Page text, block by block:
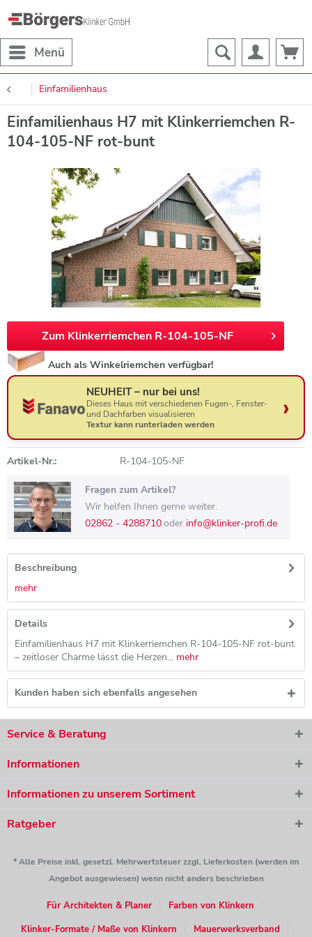
Menü
Einfamilienhaus
Einfamilienhaus H7 mit Klinkerriemchen R-
104-105-NF rot-bunt
Zum Klinkerriemchen R-104-105-NF
Auch als Winkelriemchen verfügbar!
NEUHEIT – nur bei uns!
Dieses Haus mit verschiedenen Fugen-, Fenster-
und Dachfarben visualisieren
Textur kann runterladen werden
Artikel-Nr.: R-104-105-NF
Fragen zum Artikel?
Wir helfen Ihnen gerne weiter.
02862 - 4288710oder info@klinker-profi.de
Beschreibung
mehr
Details
Einfamilienhaus H7 mit Klinkerriemchen R-104-105-NF rot-bunt
– zeitloser Charme lässt die Herzen... mehr
Kunden haben sich ebenfalls angesehen
Service & Beratung
Informationen
Informationen zu unserem Sortiment
Ratgeber
* Alle Preise inkl. gesetzl. Mehrwertsteuer zzgl. Lieferkosten (werden im
Angebot ausgewiesen) wenn nicht anders beschrieben
Für Architekten & Planer
Farben von Klinkern
Klinker-Formate / Maße von Klinkern
Mauerwerksverband